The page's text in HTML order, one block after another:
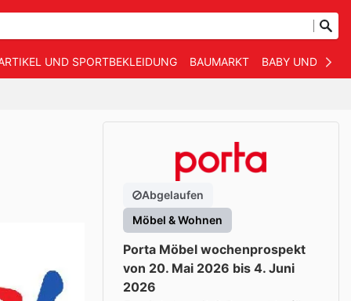
UND SPORTBEKLEIDUNG BAUMARKT BABY UND KIND
Abgelaufen
Möbel & Wohnen
Porta Möbel wochenprospekt
von 20. Mai 2026 bis 4. Juni
2026